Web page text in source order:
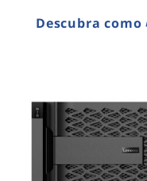
Descubra como